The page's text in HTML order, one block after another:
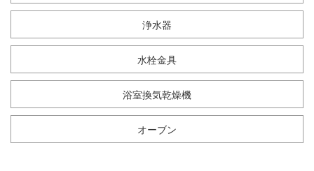
浄水器
水栓金具
浴室換気乾燥機
オーブン